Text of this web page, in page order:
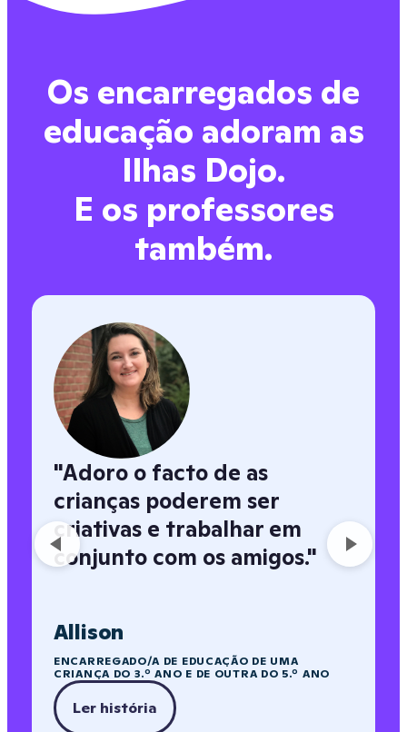
Os encarregados de
educação adoram as
Ilhas Dojo.
E os professores
também.
"Adoro o facto de as
crianças poderem ser
criativas e trabalhar em
conjunto com os amigos."
Allison
ENCARREGADO/A DE EDUCAÇÃO DE UMA
CRIANÇA DO 3.º ANO E DE OUTRA DO 5.º ANO
Ler história